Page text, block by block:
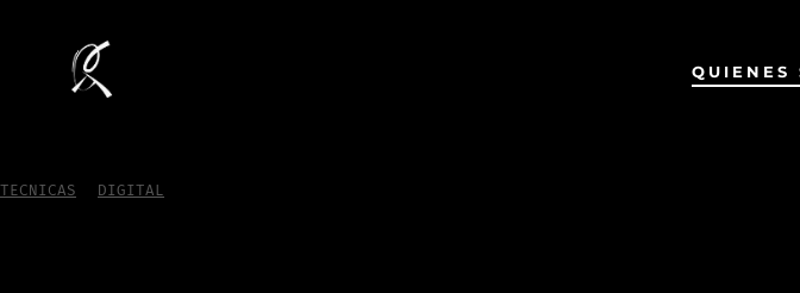
QUIENES
TECNICAS DIGITAL